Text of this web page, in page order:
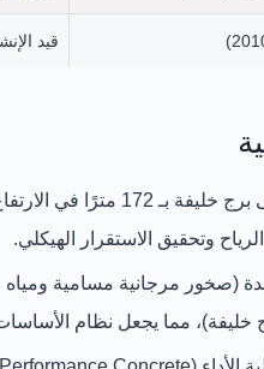
قيد
برج جدة يتفوق على برج
وتحقيق الاستقرار الهيكلي.
(صخور مرجانية مسامية ومياه